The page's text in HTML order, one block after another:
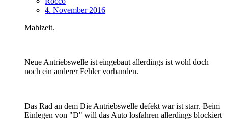
4. November 2016
Mahlzeit.
Neue Antriebswelle ist eingebaut allerdings ist wohl doch
noch ein anderer Fehler vorhanden.
Das Rad an dem Die Antriebswelle defekt war ist starr. Beim
Einlegen von "D" will das Auto losfahren allerdings blockiert